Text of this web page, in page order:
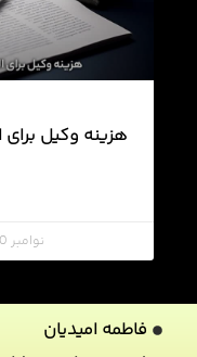
هزینه وکیل
نوامبر 30, 2025
فاطمه امیدیان